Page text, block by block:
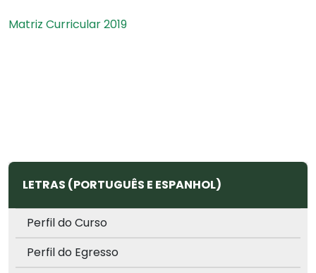
Matriz Curricular 2019
LETRAS (PORTUGUÊS E ESPANHOL)
Perfil do Curso
Perfil do Egresso